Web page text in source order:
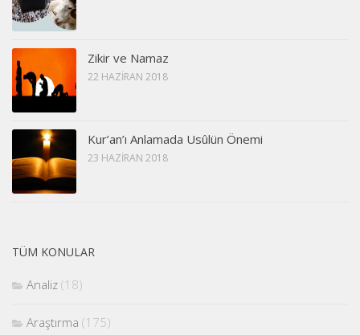
Zikir ve Namaz
22 HAZIRAN 2018
Kur’an’ı Anlamada Usûlün Önemi
23 HAZIRAN 2018
TÜM KONULAR
Analiz (18)
Araştırma (175)